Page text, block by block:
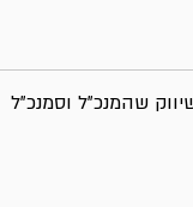
שהמנכ”ל וסמנכ”ל